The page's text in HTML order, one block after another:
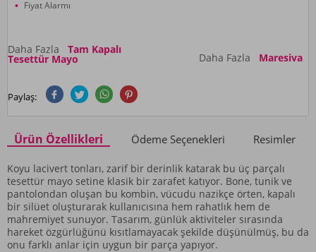
Fiyat Alarmı
Daha Fazla Tam Kapalı
Tesettür Mayo Daha Fazla Maresiva
Paylaş:
Ürün Özellikleri Ödeme Seçenekleri Resimler
Koyu lacivert tonları, zarif bir derinlik katarak bu üç parçalı
tesettür mayo setine klasik bir zarafet katıyor. Bone, tunik ve
pantolondan oluşan bu kombin, vücudu nazikçe örten, kapalı
bir silüet oluşturarak kullanıcısına hem rahatlık hem de
mahremiyet sunuyor. Tasarım, günlük aktiviteler sırasında
hareket özgürlüğünü kısıtlamayacak şekilde düşünülmüş, bu da
onu farklı anlar için uygun bir parça yapıyor.